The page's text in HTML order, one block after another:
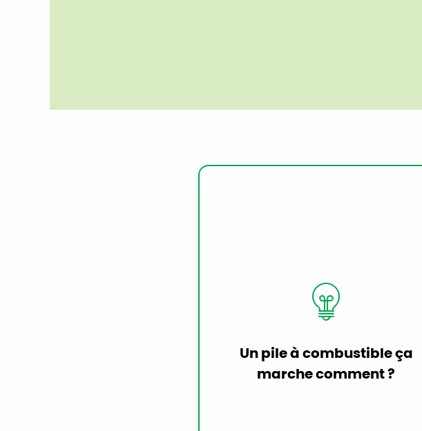
Un pile à combustible ça
marche comment ?
et en isoler les électrons.
Ceux-ci vont circuler de
l’anode vers la cathode de la
l’électricité qui fera
fonctionner le véhicule. Les